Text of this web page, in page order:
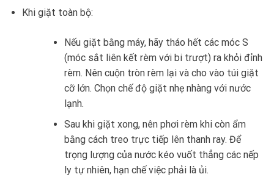
Khi giặt toàn bộ:
Nếu giặt bằng máy, hãy tháo hết các móc S
(móc sắt liên kết rèm với bi trượt) ra khỏi đỉnh
rèm. Nên cuộn tròn rèm lại và cho vào túi giặt
cỡ lớn. Chọn chế độ giặt nhẹ nhàng với nước
lạnh.
Sau khi giặt xong, nên phơi rèm khi còn ẩm
bằng cách treo trực tiếp lên thanh ray. Để
trọng lượng của nước kéo vuốt thẳng các nếp
ly tự nhiên, hạn chế việc phải là ủi.